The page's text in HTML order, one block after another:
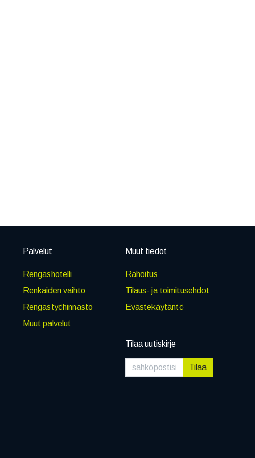
Palvelut
Rengashotelli
Renkaiden vaihto
Rengastyöhinnasto
Muut palvelut
Muut tiedot
Rahoitus
Tilaus- ja toimitusehdot
Evästekäytäntö
Tilaa uutiskirje
Tilaa